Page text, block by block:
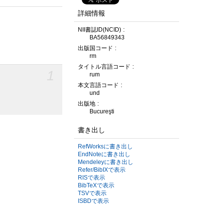
詳細情報
NII書誌ID(NCID)
BA56849343
出版国コード
rm
タイトル言語コード
rum
本文言語コード
und
出版地
Bucureşti
書き出し
RefWorksに書き出し
EndNoteに書き出し
Mendeleyに書き出し
Refer/BibIXで表示
RISで表示
BibTeXで表示
TSVで表示
ISBDで表示